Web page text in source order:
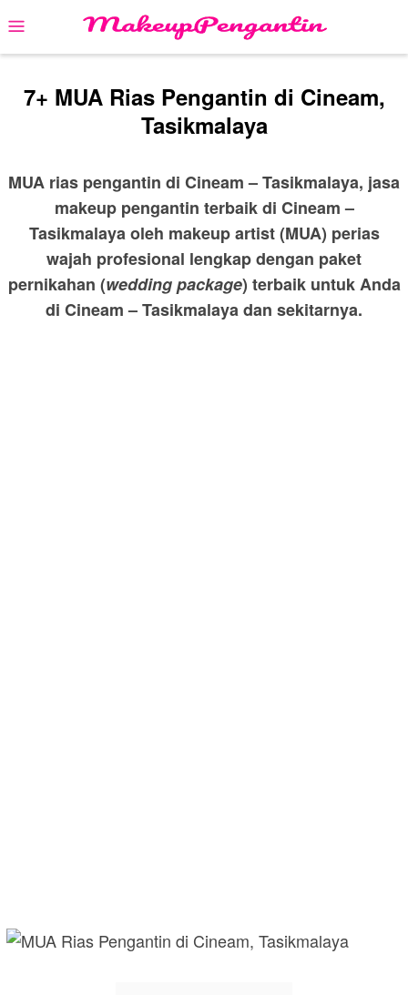
to
content
Mobile
Menu
7+ MUA Rias Pengantin di Cineam,
Tasikmalaya
MUA rias pengantin di Cineam – Tasikmalaya, jasa
makeup pengantin terbaik di Cineam –
Tasikmalaya oleh makeup artist (MUA) perias
wajah profesional lengkap dengan paket
pernikahan (wedding package) terbaik untuk Anda
di Cineam – Tasikmalaya dan sekitarnya.